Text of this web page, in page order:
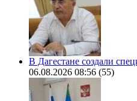
В Дагестане создали
06.08.2026 08:56 (55)